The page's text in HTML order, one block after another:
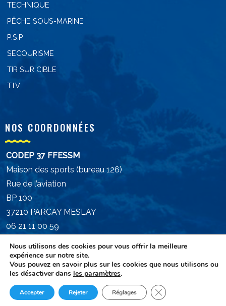
TECHNIQUE
PÊCHE SOUS-MARINE
P.S.P
SECOURISME
TIR SUR CIBLE
T.I.V
NOS COORDONNÉES
CODEP 37 FFESSM
Maison des sports (bureau 126)
Rue de l’aviation
BP 100
37210 PARCAY MESLAY
06 21 11 00 59
Nous utilisons des cookies pour vous offrir la meilleure
expérience sur notre site.
Vous pouvez en savoir plus sur les cookies que nous utilisons ou
les désactiver dans les paramètres.
Accepter Rejeter Réglages Fermer la bannière